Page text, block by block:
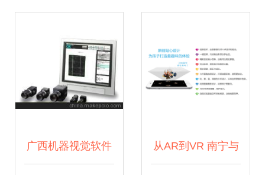
软件开发的机遇与
挑战
广西机器视觉软件 从AR到VR 南宁与